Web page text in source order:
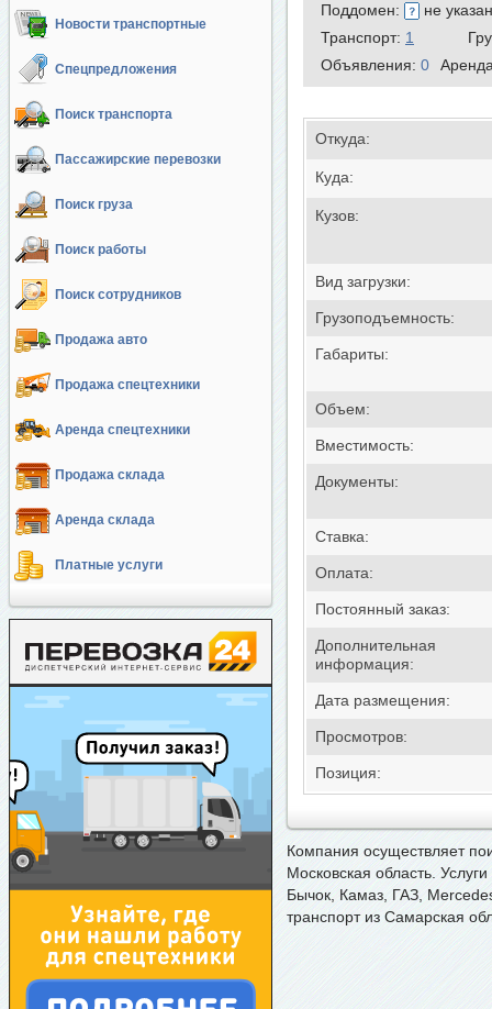
Новости транспортные
Спецпредложения
Поиск транспорта
Пассажирские перевозки
Поиск груза
Поиск работы
Поиск сотрудников
Продажа авто
Продажа спецтехники
Аренда спецтехники
Продажа склада
Аренда склада
Платные услуги
Поддомен:
не
Транспорт: 1
Объявления: 0
Откуда:
Куда:
Кузов:
Вид загрузки:
Грузоподъемность:
Габариты:
Объем:
Вместимость:
Документы:
Ставка:
Оплата:
Постоянный заказ:
Дополнительная
информация:
Дата размещения:
Просмотров:
Позиция:
Компания осуществляет
Московская область.
Бычок, Камаз, ГАЗ,
транспорт из Самарская